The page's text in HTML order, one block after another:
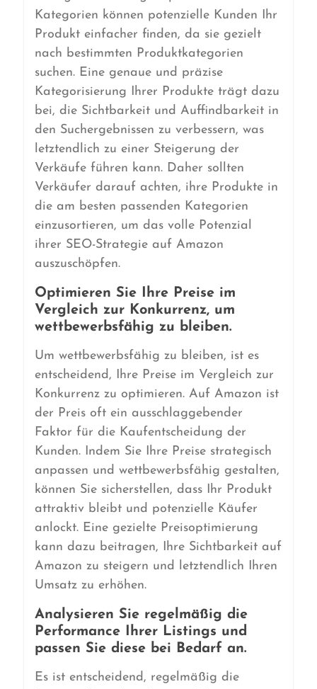
Kategorien können potenzielle Kunden Ihr
Produkt einfacher finden, da sie gezielt
nach bestimmten Produktkategorien
suchen. Eine genaue und präzise
Kategorisierung Ihrer Produkte trägt dazu
bei, die Sichtbarkeit und Auffindbarkeit in
den Suchergebnissen zu verbessern, was
letztendlich zu einer Steigerung der
Verkäufe führen kann. Daher sollten
Verkäufer darauf achten, ihre Produkte in
die am besten passenden Kategorien
einzusortieren, um das volle Potenzial
ihrer SEO-Strategie auf Amazon
auszuschöpfen.
Optimieren Sie Ihre Preise im
Vergleich zur Konkurrenz, um
wettbewerbsfähig zu bleiben.
Um wettbewerbsfähig zu bleiben, ist es
entscheidend, Ihre Preise im Vergleich zur
Konkurrenz zu optimieren. Auf Amazon ist
der Preis oft ein ausschlaggebender
Faktor für die Kaufentscheidung der
Kunden. Indem Sie Ihre Preise strategisch
anpassen und wettbewerbsfähig gestalten,
können Sie sicherstellen, dass Ihr Produkt
attraktiv bleibt und potenzielle Käufer
anlockt. Eine gezielte Preisoptimierung
kann dazu beitragen, Ihre Sichtbarkeit auf
Amazon zu steigern und letztendlich Ihren
Umsatz zu erhöhen.
Analysieren Sie regelmäßig die
Performance Ihrer Listings und
passen Sie diese bei Bedarf an.
Es ist entscheidend, regelmäßig die